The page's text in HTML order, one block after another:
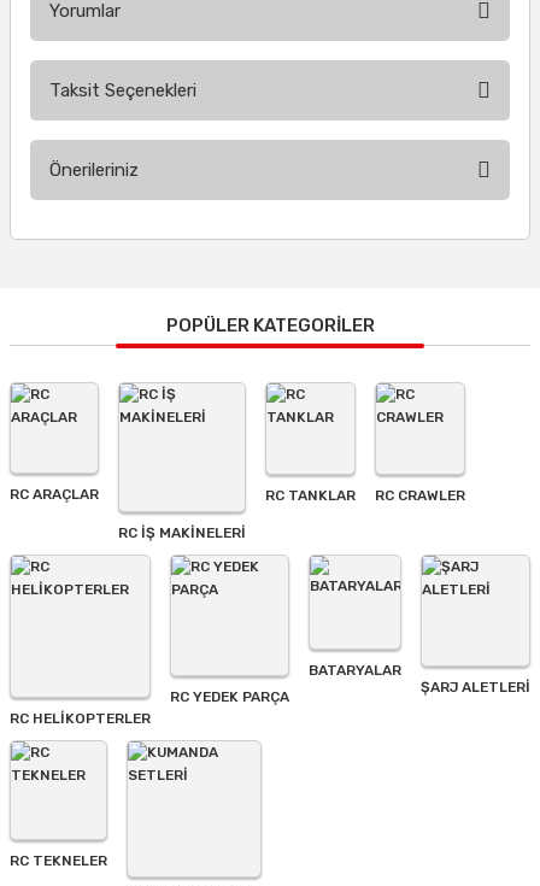
Yorumlar
Taksit Seçenekleri
Önerileriniz
Görüş ve önerileriniz için teşekkür ederiz.
Ürün resmi kalitesiz, bozuk veya görüntülenemiyor.
Ürün açıklamasında eksik bilgiler bulunuyor.
Ürün fiyatı diğer sitelerden daha pahalı.
Bu ürüne benzer farklı alternatifler olmalı.
Gönder
POPÜLER KATEGORİLER
RC ARAÇLAR
RC İŞ MAKİNELERİ
RC TANKLAR RC CRAWLER
RC HELİKOPTERLER
RC YEDEK PARÇA
BATARYALAR
ŞARJ ALETLERI
RC TEKNELER